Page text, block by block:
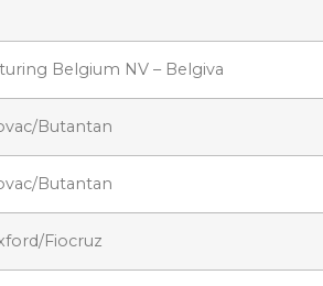
Belgium NV – Belgiva
Butantan
Butantan
Fiocruz